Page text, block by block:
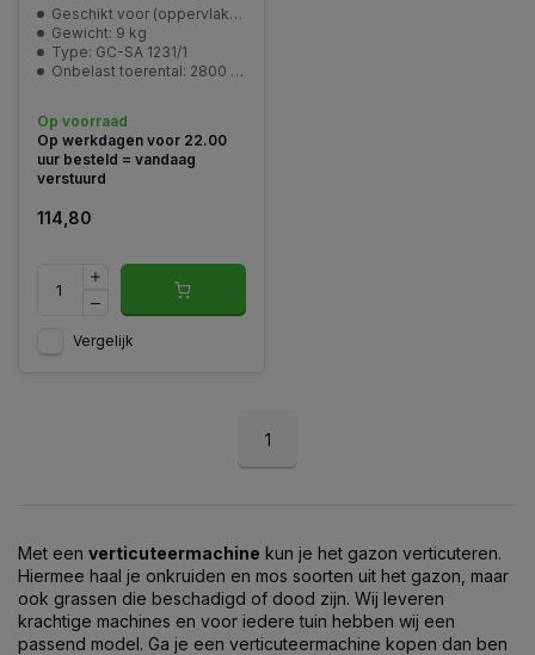
Geschikt voor (oppervlakte): 300 m2
Gewicht: 9 kg
Type: GC-SA 1231/1
Onbelast toerental: 2800 min^-1
Op voorraad
Op werkdagen voor 22.00
uur besteld = vandaag
verstuurd
114,80
Vergelijk
1
Met een verticuteermachine kun je het gazon verticuteren.
Hiermee haal je onkruiden en mos soorten uit het gazon, maar
ook grassen die beschadigd of dood zijn. Wij leveren
krachtige machines en voor iedere tuin hebben wij een
passend model. Ga je een verticuteermachine kopen dan ben